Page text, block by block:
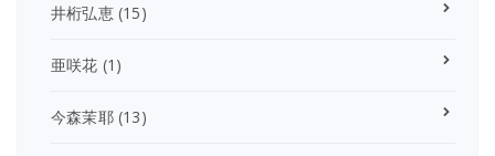
井桁弘恵(15)
亜咲花 (1)
今森茉耶(13)